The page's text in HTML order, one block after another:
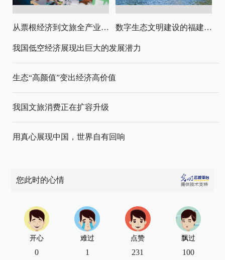
从票根经济到文旅全产业链升级 数字生态文明建设的福建路径与启示
我国低空经济展现出巨大的发展潜力
生态“高颜值”变出经济高价值
我国文旅消费正在扩容升级
用真心展现中国，世界自有回响
您此时的心情
开心
0
难过
1
点赞
231
飘过
100